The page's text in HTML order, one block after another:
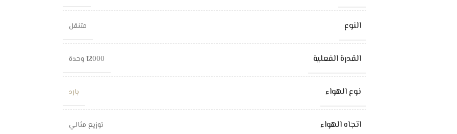
النوع متنقل
القدرة الفعلية 12000 وحدة
نوع الهواء بارد
اتجاه الهواء توزيع مثالي